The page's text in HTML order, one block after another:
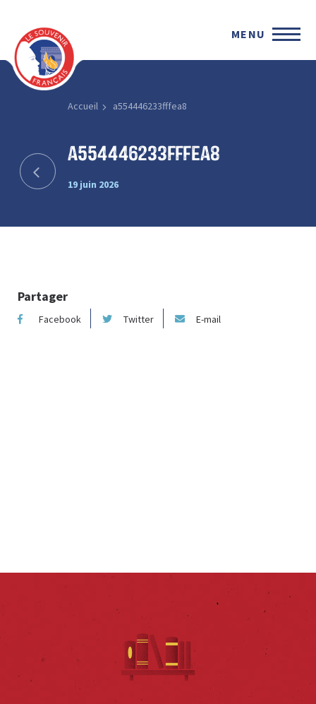
MENU
Accueil a554446233fffea8
a554446233fffea8
19 juin 2026
Partager
Facebook Twitter E-mail